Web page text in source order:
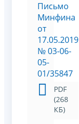
Письмо
Минфина
от
17.05.2019
№ 03-06-
05-
01/35847
PDF
(268
КБ)